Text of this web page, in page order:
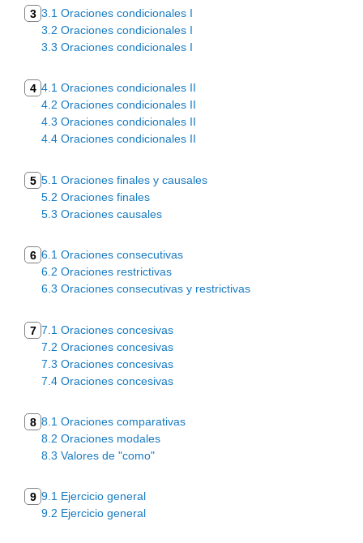
3 3.1 Oraciones condicionales I
3.2 Oraciones condicionales I
3.3 Oraciones condicionales I
4 4.1 Oraciones condicionales II
4.2 Oraciones condicionales II
4.3 Oraciones condicionales II
4.4 Oraciones condicionales II
5 5.1 Oraciones finales y causales
5.2 Oraciones finales
5.3 Oraciones causales
6 6.1 Oraciones consecutivas
6.2 Oraciones restrictivas
6.3 Oraciones consecutivas y restrictivas
7 7.1 Oraciones concesivas
7.2 Oraciones concesivas
7.3 Oraciones concesivas
7.4 Oraciones concesivas
8 8.1 Oraciones comparativas
8.2 Oraciones modales
8.3 Valores de "como"
9 9.1 Ejercicio general
9.2 Ejercicio general